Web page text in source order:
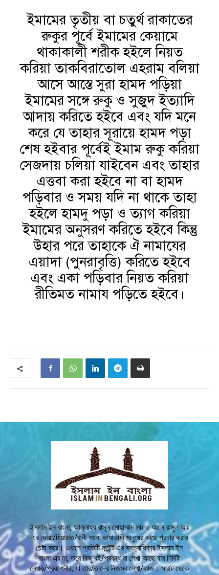
ইমামের তৃতীয় বা চতুর্থ রাকাতের
রুকুর পূর্বে ইমামের কেয়ামে
থাকাকালী শরীক হইলে নিয়ত
করিয়া তাকবিরাতোল এহরাম বলিয়া
আসে আস্তে সুরা হামদ পড়িয়া
ইমামের সঙ্গে রুকু ও সুজুদ ইত্যাদি
আদায় করিতে হইবে এবং যদি মনে
করে যে তাহার সূরায়ে হামদ পড়া
শেষ হইবার পূর্বেই ইমাম রুকু করিয়া
সেজদায় চলিয়া যাইবেন এবং তাহার
এত্তবা করা হইবে না বা হামদ
পড়িবার ও সময় যদি না থাকে তাহা
হইলে হামদু পড়া ও ত্যাগ করিয়া
ইমামের অনুসরণ করিতে হইবে কিন্তু
উহার পরে তাহাকে ঐ নামাযের
এয়াদা (পুনরাবৃত্তি) করিতে হইবে
এবং একা পড়িবার নিয়ত করিয়া
রীতিমত নামায পড়িতে হইবে।
ইসলাম ইন বাংলা, আল্লাহর রাসূল মোহাম্মাদ সাঃ ও আলে রাসুল আঃ
এর দোয়া/যিয়ারাত/বানী বাংলা ভাষাভাষী মানুষের কাছে প্রচার করার
চেষ্টা করে। এখানে প্রতিটি কন্টেন্ট এর স্বত্বাধিকার ইসলাম ইন
বাংলা এর না, তবে কিছু বই/প্রবন্ধ বা লেখা আছে যার নির্দিষ্ট
লেখক/প্রকাশনীর, যা তার/তাদের নিজস্ব লেখা/কাজ। সাইট থেকে